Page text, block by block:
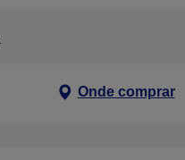
Onde comprar